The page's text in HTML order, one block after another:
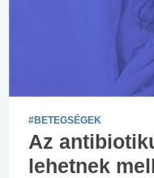
#BETEGSÉGEK
Az
lehetnek